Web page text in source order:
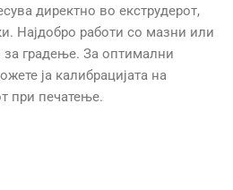
директно во екструдерот,
Најдобро работи со мазни или
за градење. За оптимални
ја калибрацијата на
при печатење.